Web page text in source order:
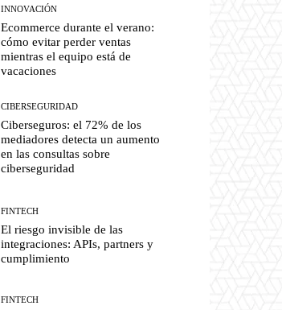
INNOVACIÓN
Ecommerce durante el verano:
cómo evitar perder ventas
mientras el equipo está de
vacaciones
CIBERSEGURIDAD
Ciberseguros: el 72% de los
mediadores detecta un aumento
en las consultas sobre
ciberseguridad
FINTECH
El riesgo invisible de las
integraciones: APIs, partners y
cumplimiento
FINTECH